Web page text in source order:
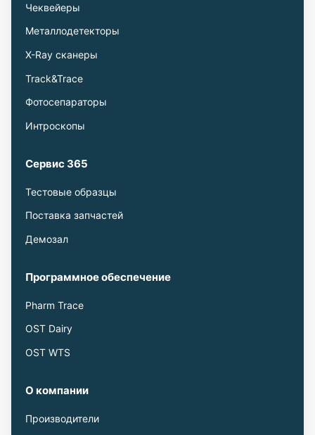
Чеквейеры
Металлодетекторы
X-Ray сканеры
Track&Trace
Фотосепараторы
Интроскопы
Сервис 365
Тестовые образцы
Поставка запчастей
Демозал
Программное обеспечение
Pharm Trace
OST Dairy
OST WTS
О компании
Производители